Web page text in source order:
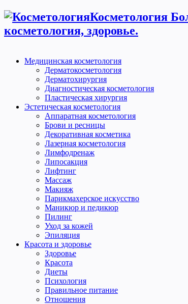
Косметология
косметология, здоровье.
Медицинская косметология
Дерматокосметология
Дерматохирургия
Диагностическая косметология
Пластическая хирургия
Эстетическая косметология
Аппаратная косметология
Брови и ресницы
Декоративная косметика
Лазерная косметология
Лимфодренаж
Липосакция
Лифтинг
Массаж
Макияж
Парикмахерское искусство
Маникюр и педикюр
Пилинг
Уход за кожей
Эпиляция
Красота и здоровье
Здоровье
Красота
Диеты
Психология
Правильное питание
Отношения